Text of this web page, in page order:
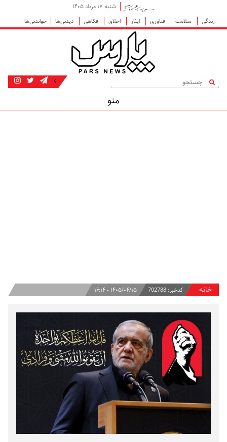
شنبه ۱۷ مرداد ۱۴۰۵
زندگی
سلامت فناوری ایثار اخلاق فکاهی دیدنی‌ها خواندنی‌ها
|
منو
خانه کدخبر: 702788 ۱۴۰۵/۰۴/۱۵ - ۱۶:۱۴